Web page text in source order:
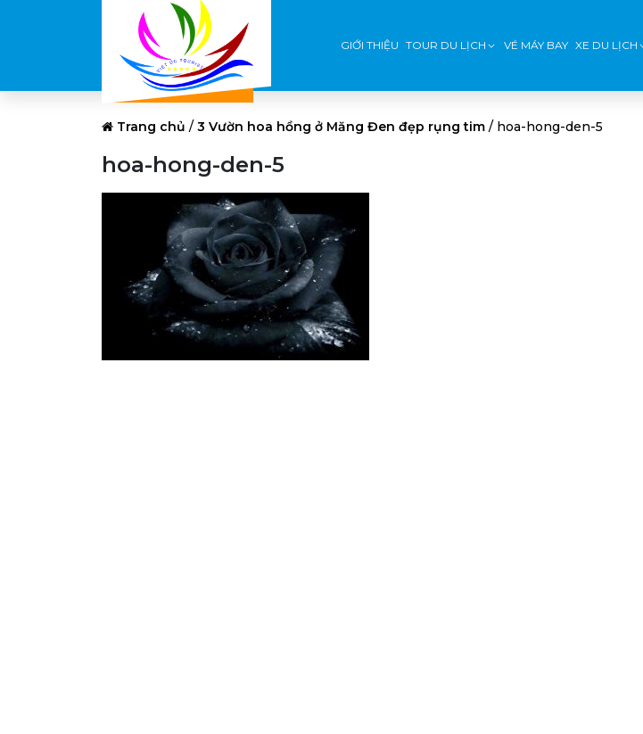
GIỚI THIỆU TOUR DU LỊCH VÉ MÁY BAY XE DU LỊCH
Trang chủ / 3 Vườn hoa hồng ở Măng Đen đẹp rụng tim / hoa-hong-den-5
hoa-hong-den-5